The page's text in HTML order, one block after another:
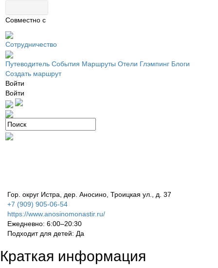
Совместно с
Сотрудничество
Путеводитель События Маршруты Отели Глэмпинг Блоги
Создать маршрут
Войти
Войти
Гор. округ Истра, дер. Аносино, Троицкая ул., д. 37
+7 (909) 905-06-54
https://www.anosinomonastir.ru/
Ежедневно: 6:00–20:30
Подходит для детей: Да
Краткая информация